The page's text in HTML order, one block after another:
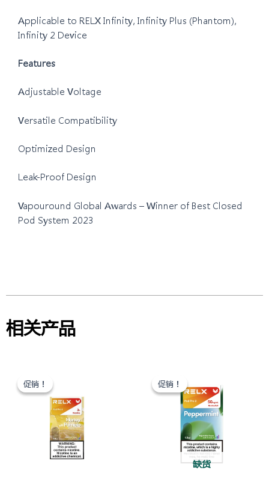
Applicable to RELX Infinity, Infinity Plus (Phantom),
Infinity 2 Device
Features
Adjustable Voltage
Versatile Compatibility
Optimized Design
Leak-Proof Design
Vapouround Global Awards – Winner of Best Closed
Pod System 2023
相关产品
促销！
促销！价
为：
¥ 789.97。
格
为：
¥ 607.67。
促销！
缺货
促销！价
为：
¥ 789.97。
价
格
为：
¥ 607.67。